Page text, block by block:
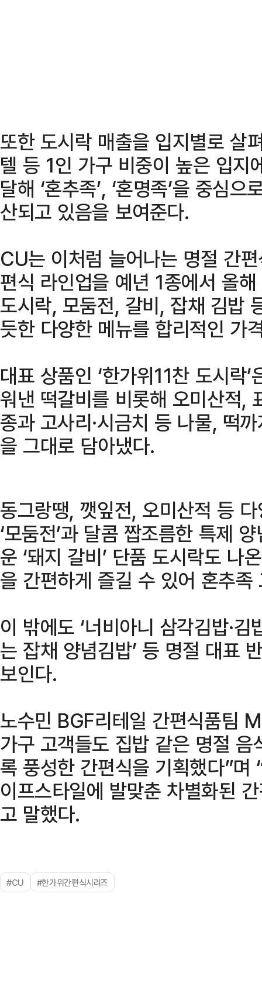
또한 도시락 매출을 입지별로 살
텔 등 1인 가구 비중이 높은 입
달해 ‘혼추족’, ‘혼명족’을 중심
산되고 있음을 보여준다.
CU는 이처럼 늘어나는 명절 간
편식 라인업을 예년 1종에서 올
도시락, 모둠전, 갈비, 잡채 김밥
듯한 다양한 메뉴를 합리적인 가
대표 상품인 ‘한가위11찬 도시락
워낸 떡갈비를 비롯해 오미산적,
종과 고사리·시금치 등 나물, 떡
을 그대로 담아냈다.
동그랑땡, 깻잎전, 오미산적 등
‘모둠전’과 달콤 짭조름한 특제
운 ‘돼지 갈비’ 단품 도시락도 나
을 간편하게 즐길 수 있어 혼추
이 밖에도 ‘너비아니 삼각김밥·김
는 잡채 양념김밥’ 등 명절 대표
보인다.
노수민 BGF리테일 간편식품팀
가구 고객들도 집밥 같은 명절
록 풍성한 간편식을 기획했다”
이프스타일에 발맞춘 차별화된
고 말했다.
#CU #한가위간편식시리즈